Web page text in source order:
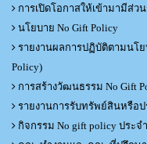
การเปิดโอกาสให้เข้ามามีส่ว
นโยบาย No Gift Policy
รายงานผลการปฏิบัติตามนโย
Policy)
การสร้างวัฒนธรรม No Gift
รายงานการรับทรัพย์สินหรือ
กิจกรรม No gift policy ประจ